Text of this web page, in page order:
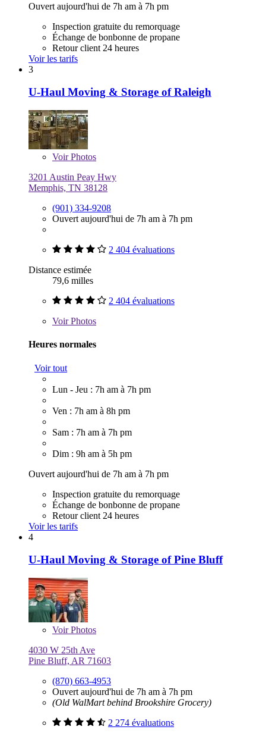
Ouvert aujourd'hui de 7h am à 7h pm
Inspection gratuite du remorquage
Échange de bonbonne de propane
Retour client 24 heures
Voir les tarifs
3
U-Haul Moving & Storage of Raleigh
VoirPhotos
3201 Austin Peay Hwy
Memphis, TN 38128
(901) 334-9208
Ouvert aujourd'hui de 7h am à 7h pm
2 404 évaluations
Distance estimée
79,6 milles
2 404 évaluations
VoirPhotos
Heures normales
Voir tout
Lun - Jeu : 7h am à 7h pm
Ven : 7h am à 8h pm
Sam : 7h am à 7h pm
Dim : 9h am à 5h pm
Ouvert aujourd'hui de 7h am à 7h pm
Inspection gratuite du remorquage
Échange de bonbonne de propane
Retour client 24 heures
Voir les tarifs
4
U-Haul Moving & Storage of Pine Bluff
VoirPhotos
4030 W 25th Ave
Pine Bluff, AR 71603
(870) 663-4953
Ouvert aujourd'hui de 7h am à 7h pm
(Old WalMart behind Brookshire Grocery)
2 274 évaluations